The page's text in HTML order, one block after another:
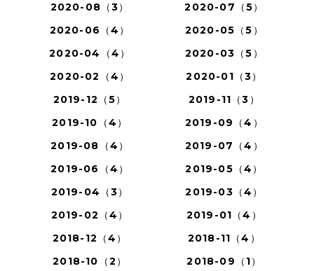
2020-08（3）
2020-07（5）
2020-06（4）
2020-05（5）
2020-04（4）
2020-03（5）
2020-02（4）
2020-01（3）
2019-12（5）
2019-11（3）
2019-10（4）
2019-09（4）
2019-08（4）
2019-07（4）
2019-06（4）
2019-05（4）
2019-04（3）
2019-03（4）
2019-02（4）
2019-01（4）
2018-12（4）
2018-11（4）
2018-10（2）
2018-09（1）